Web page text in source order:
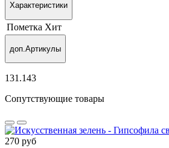
Характеристики
Пометка Хит
доп.Артикулы
131.143
Сопутствующие товары
270 руб